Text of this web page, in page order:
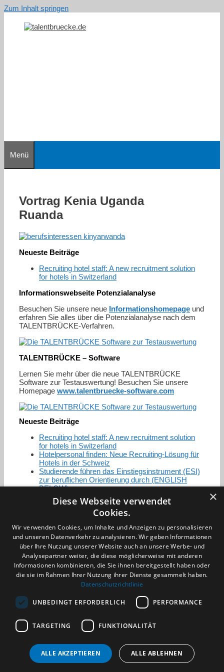
Zum Inhalt springen
Menü
Vortrag Kenia Uganda
Ruanda
Neueste Beiträge
Recruiting hotel staff: A new recruitment solution
for hotels in Switzerland
Informationswebseite Potenzialanalyse
Besuchen Sie unsere neue Informationshomepage und
erfahren Sie alles über die Potenzialanalyse nach dem
TALENTBRÜCKE-Verfahren.
TALENTBRÜCKE – Software
Lernen Sie mehr über die neue TALENTBRÜCKE
Software zur Testauswertung! Besuchen Sie unsere
Homepage www.talentbruecke-software.com
Neueste Beiträge
Recruiting hotel staff: A new recruitment solution
for hotels in Switzerland
Hotelpersonal finden: Neue Recruiting-Lösung für
Hotels in der Schweiz
Studierende führen das Einstiegsinstrument (ESI)
zur beruflichen Orientierung durch (ENGLISH
BELOW)
Zertifizierung / Mitgliedschaften
Datenschutzerklärung
Benachrichtigungsservice
Kontakt und Anfahrt
×
Diese Webseite verwendet
Cookies.
Wir verwenden Cookies, um Inhalte und Anzeigen zu personalisieren
und unseren Datenverkehr zu analysieren. Wir geben Informationen
über Ihre Nutzung unserer Website auch an unsere Werbe- und
Analysepartner weiter, die diese möglicherweise mit anderen
Informationen kombinieren, die Sie ihnen bereitgestellt haben oder
die sie im Rahmen Ihrer Nutzung ihrer Dienste gesammelt haben.
Datenschutzrichtlinie
UNBEDINGT ERFORDERLICH PERFORMANCE
TARGETING FUNKTIONALITÄT
ALLE AKZEPTIEREN ALLE ABLEHNEN